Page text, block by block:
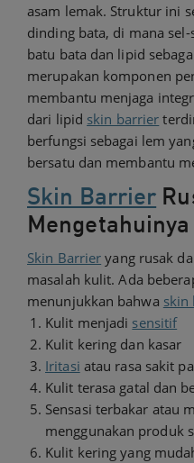
asam lemak. Struktur ini
dinding bata, di mana
batu bata dan lipid
merupakan komponen
membantu menjaga
dari lipid skin barrier
berfungsi sebagai lem
bersatu dan membantu
Skin Barrier
Mengetahuinya
Skin Barrier yang rusak
masalah kulit. Ada
menunjukkan bahwa skin
Kulit menjadi sensitif
Kulit kering dan kasar
Iritasi atau rasa sakit
Kulit terasa gatal dan
Sensasi terbakar atau
menggunakan produk
Kulit kering yang